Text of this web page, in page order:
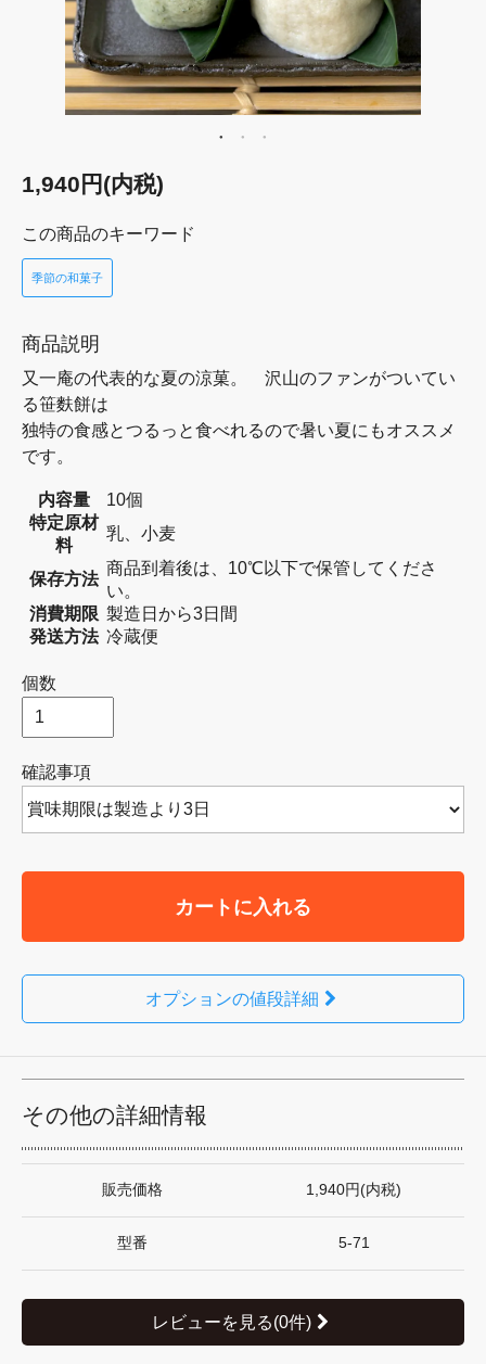
1,940円(内税)
この商品のキーワード
季節の和菓子
商品説明
又一庵の代表的な夏の涼菓。 沢山のファンがついてい
る笹麩餅は
独特の食感とつるっと食べれるので暑い夏にもオススメ
です。
内容量
10個
特定原材
料
乳、小麦
保存方法
商品到着後は、10℃以下で保管してくださ
い。
消費期限 製造日から3日間
発送方法 冷蔵便
個数
確認事項
カートに入れる
オプションの値段詳細
その他の詳細情報
販売価格 1,940円(内税)
型番 5-71
レビューを見る(0件)